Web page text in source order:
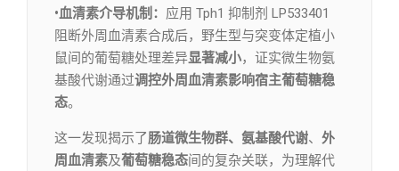
•血清素介导机制： 应用 Tph1 抑制剂 LP533401
阻断外周血清素合成后，野生型与突变体定植小
鼠间的葡萄糖处理差异显著减小，证实微生物氨
基酸代谢通过调控外周血清素影响宿主葡萄糖稳
态。
这一发现揭示了肠道微生物群、氨基酸代谢、 外
周血清素及葡萄糖稳态间的复杂关联，为理解代